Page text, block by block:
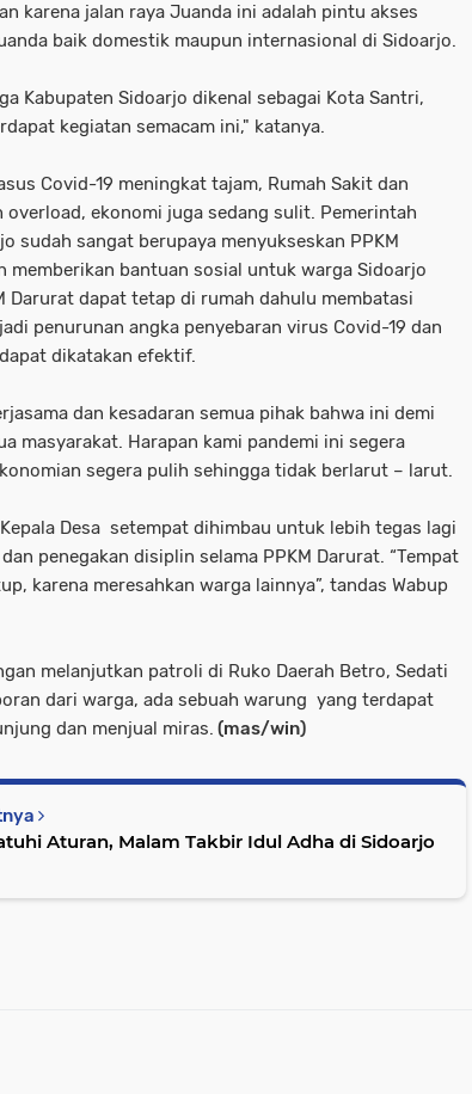
karena jalan raya Juanda ini adalah pintu akses
baik domestik maupun internasional di Sidoarjo.
Kabupaten Sidoarjo dikenal sebagai Kota Santri,
kegiatan semacam ini," katanya.
Covid-19 meningkat tajam, Rumah Sakit dan
overload, ekonomi juga sedang sulit. Pemerintah
sudah sangat berupaya menyukseskan PPKM
memberikan bantuan sosial untuk warga Sidoarjo
Darurat dapat tetap di rumah dahulu membatasi
penurunan angka penyebaran virus Covid-19 dan
dikatakan efektif.
dan kesadaran semua pihak bahwa ini demi
masyarakat. Harapan kami pandemi ini segera
segera pulih sehingga tidak berlarut – larut.
Desa setempat dihimbau untuk lebih tegas lagi
penegakan disiplin selama PPKM Darurat. “Tempat
karena meresahkan warga lainnya”, tandas Wabup
melanjutkan patroli di Ruko Daerah Betro, Sedati
dari warga, ada sebuah warung yang terdapat
dan menjual miras. (mas/win)
Aturan, Malam Takbir Idul Adha di Sidoarjo